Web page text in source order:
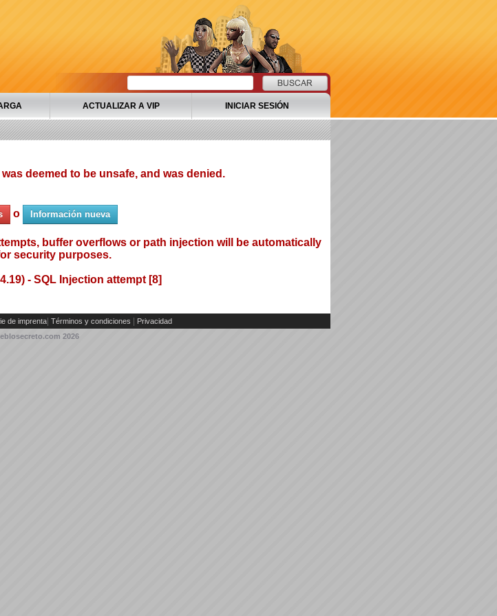
ACTUALIZAR A VIP INICIAR SESIÓN
deemed to be unsafe, and was denied.
o Información nueva
buffer overflows or path injection will be automatically
security purposes.
- SQL Injection attempt [8]
de imprenta| Términos y condiciones
Privacidad
2026